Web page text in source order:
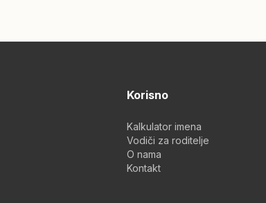
Korisno
Kalkulator imena
Vodiči za roditelje
O nama
Kontakt